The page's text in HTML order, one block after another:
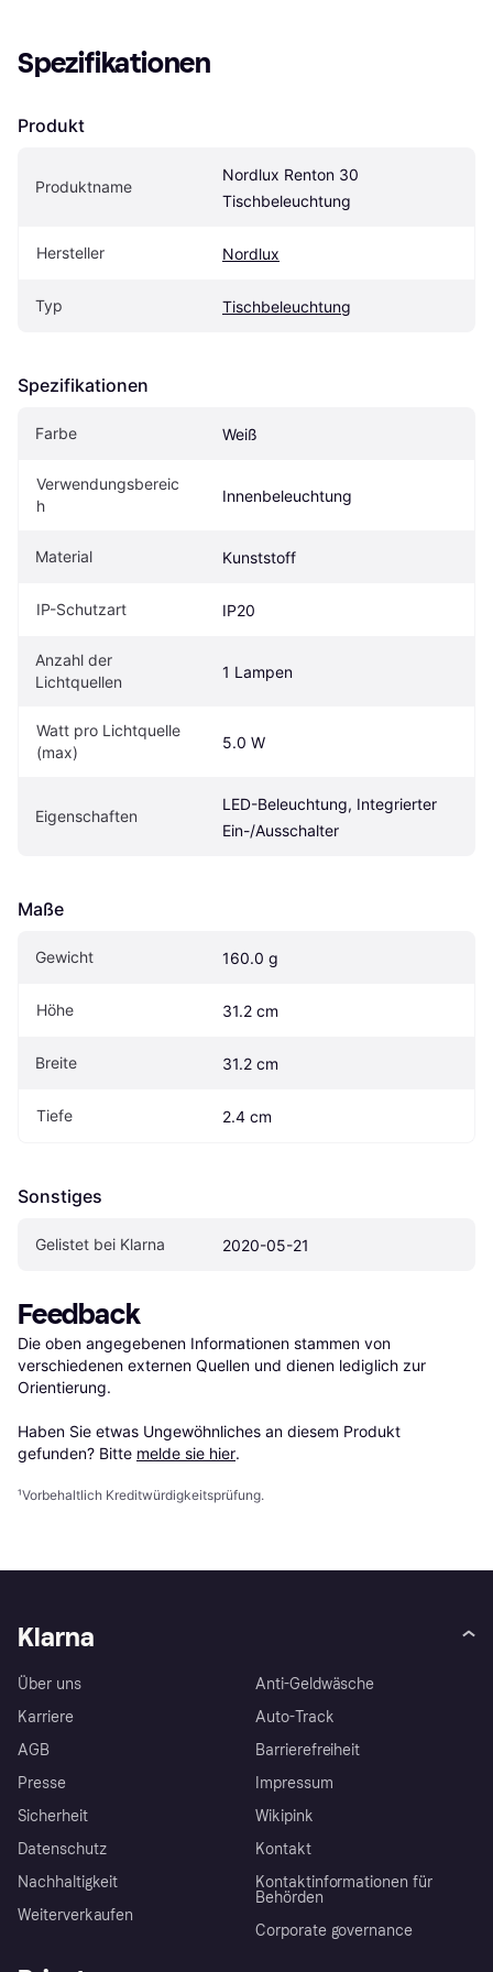
Spezifikationen
Produkt
Produktname
Nordlux Renton 30
Tischbeleuchtung
Hersteller Nordlux
Typ Tischbeleuchtung
Spezifikationen
Farbe Weiß
Verwendungsbereic
h
Innenbeleuchtung
Material Kunststoff
IP-Schutzart IP20
Anzahl der
Lichtquellen
1 Lampen
Watt pro Lichtquelle
(max)
5.0 W
Eigenschaften
LED-Beleuchtung, Integrierter
Ein-/Ausschalter
Maße
Gewicht 160.0 g
Höhe 31.2 cm
Breite 31.2 cm
Tiefe 2.4 cm
Sonstiges
Gelistet bei Klarna 2020-05-21
Feedback
Die oben angegebenen Informationen stammen von
verschiedenen externen Quellen und dienen lediglich zur
Orientierung.
Haben Sie etwas Ungewöhnliches an diesem Produkt
gefunden? Bitte melde sie hier.
¹Vorbehaltlich Kreditwürdigkeitsprüfung.
Klarna
Über uns
Karriere
AGB
Presse
Sicherheit
Datenschutz
Nachhaltigkeit
Weiterverkaufen
Anti-Geldwäsche
Auto-Track
Barrierefreiheit
Impressum
Wikipink
Kontakt
Kontaktinformationen für
Behörden
Corporate governance